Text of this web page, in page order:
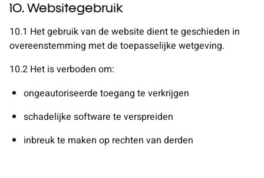
10. Websitegebruik
10.1 Het gebruik van de website dient te geschieden in
overeenstemming met de toepasselijke wetgeving.
10.2 Het is verboden om:
ongeautoriseerde toegang te verkrijgen
schadelijke software te verspreiden
inbreuk te maken op rechten van derden